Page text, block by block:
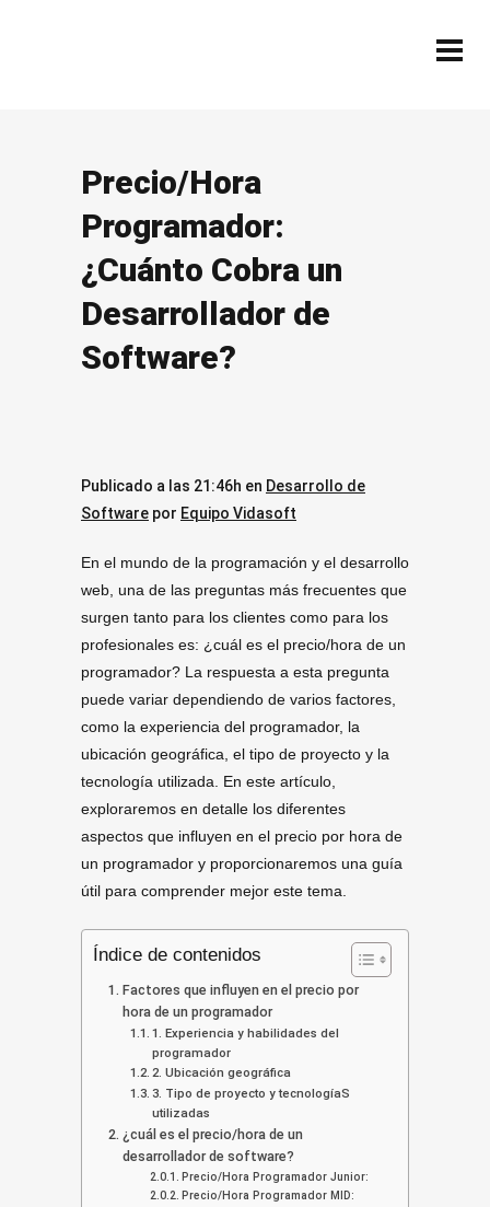
Precio/Hora
Programador:
¿Cuánto Cobra un
Desarrollador de
Software?
Publicado a las 21:46h en Desarrollo de
Software por Equipo Vidasoft
En el mundo de la programación y el desarrollo
web, una de las preguntas más frecuentes que
surgen tanto para los clientes como para los
profesionales es: ¿cuál es el precio/hora de un
programador? La respuesta a esta pregunta
puede variar dependiendo de varios factores,
como la experiencia del programador, la
ubicación geográfica, el tipo de proyecto y la
tecnología utilizada. En este artículo,
exploraremos en detalle los diferentes
aspectos que influyen en el precio por hora de
un programador y proporcionaremos una guía
útil para comprender mejor este tema.
Índice de contenidos
Factores que influyen en el precio por
hora de un programador
1. Experiencia y habilidades del
programador
2. Ubicación geográfica
3. Tipo de proyecto y tecnologíaS
utilizadas
¿cuál es el precio/hora de un
desarrollador de software?
Precio/Hora Programador Junior:
Precio/Hora Programador MID: